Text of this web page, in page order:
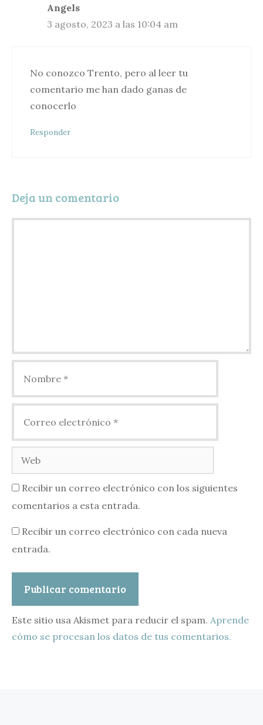
Angels
3 agosto, 2023 a las 10:04 am
No conozco Trento, pero al leer tu
comentario me han dado ganas de
conocerlo
Responder
Deja un comentario
electrónico
Recibir un correo electrónico con los siguientes
comentarios a esta entrada.
Recibir un correo electrónico con cada nueva
entrada.
Este sitio usa Akismet para reducir el spam. Aprende
cómo se procesan los datos de tus comentarios.